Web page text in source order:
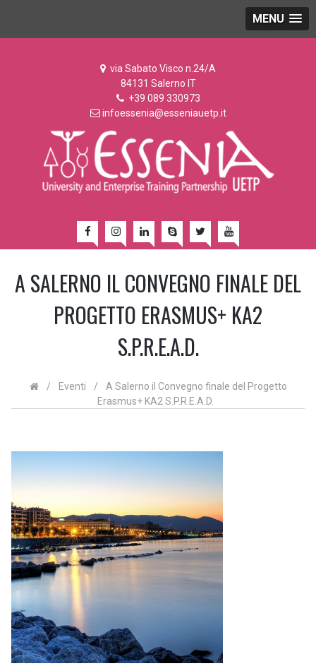
MENU
via Sabato Visco n.24/A
84131 Salerno IT
+39 089 330973
infoessenia@esseniauetp.it
A SALERNO IL CONVEGNO FINALE DEL
PROGETTO ERASMUS+ KA2
S.P.R.E.A.D.
/ Eventi /
A Salerno il Convegno finale del Progetto
Erasmus+ KA2 S.P.R.E.A.D.